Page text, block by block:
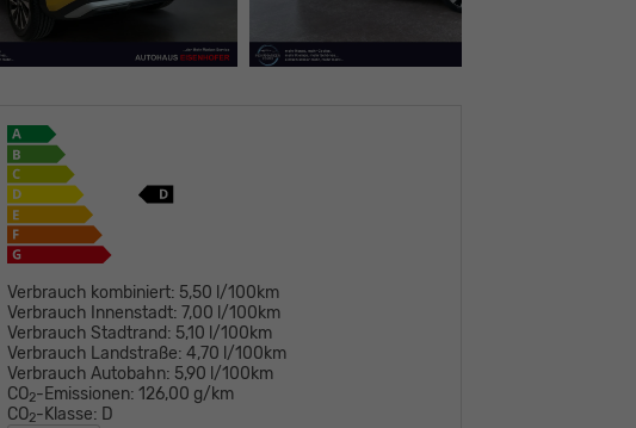
Verbrauch kombiniert: 5,50 l/100km
Verbrauch Innenstadt: 7,00 l/100km
Verbrauch Stadtrand: 5,10 l/100km
Verbrauch Landstraße: 4,70 l/100km
Verbrauch Autobahn: 5,90 l/100km
CO2-Emissionen: 126,00 g/km
CO2-Klasse: D